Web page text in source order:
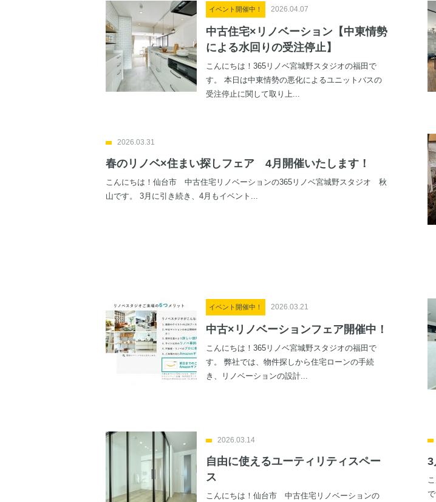
イベント開催中！ 2026.04.07
中古住宅×リノベーション【中東情勢
による水回りの受注停止】
こんにちは！365リノベ宮城野スタジオの福田で
す。 本日は中東情勢の悪化によるユニットバスの
受注停止に関して取り上...
2026.03.31
春のリノベ×住まい探しフェア 4月開催いたします！
こんにちは！仙台市 中古住宅リノベーションの365リノベ宮城野スタジオ 秋
山です。 3月に引き続き、4月もイベント...
イベント開催中！ 2026.03.21
中古×リノベーションフェア開催中！
こんにちは！365リノベ宮城野スタジオの福田で
す。 弊社では、物件探しから住宅ローンの手続
き、リノベーションの設計...
2026.03.14
自由に使えるユーティリティスペー
ス
こんにちは！仙台市 中古住宅リノベーションの
3